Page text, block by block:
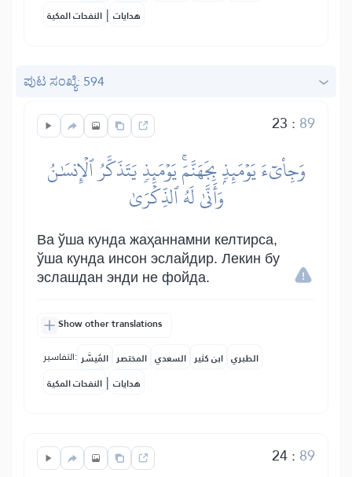
النفحات المكية | هدايات
ಪುಟ ಸಂಖ್ಯೆ: 594
23 : 89
وَجِاْيٓءَ يَوۡمَئِذِۭ بِجَهَنَّمَۚ يَوۡمَئِذٖ يَتَذَكَّرُ ٱلۡإِنسَٰنُ
وَأَنَّىٰ لَهُ ٱلذِّكۡرَىٰ
Ва ўша кунда жаҳаннамни келтирса,
ўша кунда инсон эслайдир. Лекин бу
эслашдан энди не фойда.
Show other translations
التفاسير: المُيسَّر المختصر السعدي ابن كثير الطبري
النفحات المكية | هدايات
24: 89